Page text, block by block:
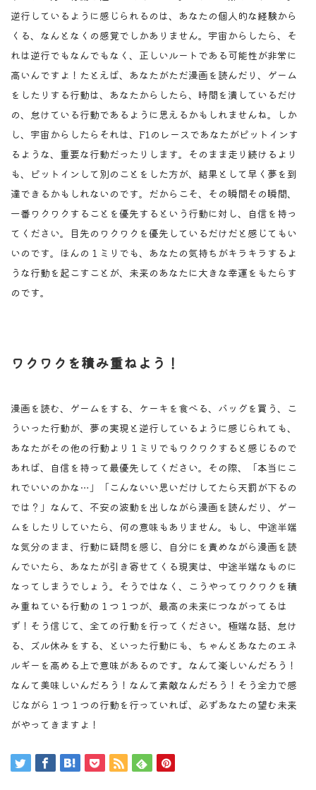
逆行しているように感じられるのは、あなたの個人的な経験から
くる、なんとなくの感覚でしかありません。宇宙からしたら、そ
れは逆行でもなんでもなく、正しいルートである可能性が非常に
高いんですよ！たとえば、あなたがただ漫画を読んだり、ゲーム
をしたりする行動は、あなたからしたら、時間を潰しているだけ
の、怠けている行動であるように思えるかもしれませんね。しか
し、宇宙からしたらそれは、F1のレースであなたがピットインす
るような、重要な行動だったりします。そのまま走り続けるより
も、ピットインして別のことをした方が、結果として早く夢を到
達できるかもしれないのです。だからこそ、その瞬間その瞬間、
一番ワクワクすることを優先するという行動に対し、自信を持っ
てください。目先のワクワクを優先しているだけだと感じてもい
いのです。ほんの１ミリでも、あなたの気持ちがキラキラするよ
うな行動を起こすことが、未来のあなたに大きな幸運をもたらす
のです。
ワクワクを積み重ねよう！
漫画を読む、ゲームをする、ケーキを食べる、バッグを買う、こ
ういった行動が、夢の実現と逆行しているように感じられても、
あなたがその他の行動より１ミリでもワクワクすると感じるので
あれば、自信を持って最優先してください。その際、「本当にこ
れでいいのかな…」「こんないい思いだけしてたら天罰が下るの
では？」なんて、不安の波動を出しながら漫画を読んだり、ゲー
ムをしたりしていたら、何の意味もありません。もし、中途半端
な気分のまま、行動に疑問を感じ、自分にを責めながら漫画を読
んでいたら、あなたが引き寄せてくる現実は、中途半端なものに
なってしまうでしょう。そうではなく、こうやってワクワクを積
み重ねている行動の１つ１つが、最高の未来につながってるは
ず！そう信じて、全ての行動を行ってください。極端な話、怠け
る、ズル休みをする、といった行動にも、ちゃんとあなたのエネ
ルギーを高める上で意味があるのです。なんて楽しいんだろう！
なんて美味しいんだろう！なんて素敵なんだろう！そう全力で感
じながら１つ１つの行動を行っていれば、必ずあなたの望む未来
がやってきますよ！